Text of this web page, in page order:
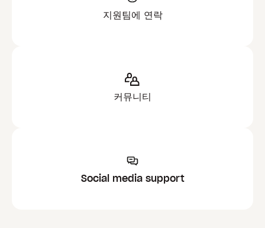
지원팀에 연락
커뮤니티
Social media support